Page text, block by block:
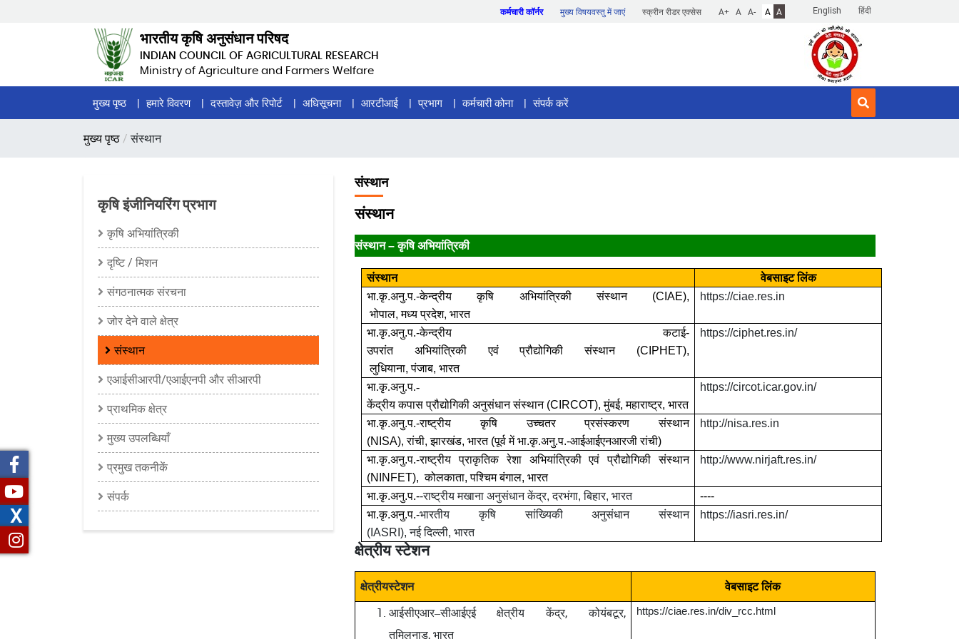
English हिंदी
कर्मचारी कॉर्नर मुख्य विषयवस्तु में जाएं स्क्रीन रीडर एक्सेस A+ A A- A A
भारतीय कृषि अनुसंधान परिषद
INDIAN COUNCIL OF AGRICULTURAL RESEARCH
Ministry of Agriculture and Farmers Welfare
Home
Page
Menu
मुख्य पृष्ठ हमारे विवरण दस्तावेज़ और रिपोर्ट अधिसूचना आरटीआई प्रभाग कर्मचारी कोना संपर्क करें
पग
मुख्य पृष्ठ संस्थान
कृषि इंजीनियरिंग प्रभाग
कृषि अभियांत्रिकी
दृष्टि / मिशन
संगठनात्मक संरचना
जोर देने वाले क्षेत्र
संस्थान
एआईसीआरपी/एआईएनपी और सीआरपी
प्राथमिक क्षेत्र
मुख्य उपलब्धियाँ
प्रमुख तकनीकें
संपर्क
संस्थान
संस्थान
संस्थान–कृषि अभियांत्रिकी
संस्थान वेबसाइट लिंक
भा.कृ.अनु.प.-केन्द्रीय कृषि अभियांत्रिकी संस्थान(CIAE),
भोपाल,मध्य प्रदेश,भारत
https://ciae.res.in
भा.कृ.अनु.प.-केन्द्रीय कटाई-
उपरांत
अभियांत्रिकी एवं प्रौद्योगिकी संस्थान
(CIPHET),
लुधियाना,पंजाब,भारत
https://ciphet.res.in/
भा.कृ.अनु.प.-
केंद्रीय कपास प्रौद्योगिकी अनुसंधान संस्थान (CIRCOT),मुंबई,महाराष्ट्र,भारत
https://circot.icar.gov.in/
भा.कृ.अनु.प.-राष्ट्रीय कृषि उच्चतर प्रसंस्करण
संस्थान
(NISA),रांची,झारखंड,भारत (पूर्व में भा.कृ.अनु.प.-आईआईएनआरजी रांची)
http://nisa.res.in
भा.कृ.अनु.प.-राष्ट्रीय प्राकृतिक रेशा अभियांत्रिकी एवं प्रौद्योगिकी
संस्थान
(NINFET),कोलकाता,पश्चिम बंगाल,भारत
http://www.nirjaft.res.in/
भा.कृ.अनु.प.--राष्ट्रीय मखाना अनुसंधान केंद्र,दरभंगा,बिहार,भारत
----
भा.कृ.अनु.प.-भारतीय कृषि सांख्यिकी अनुसंधान
संस्थान
( IASRI),नई दिल्ली,भारत
https://iasri.res.in/
क्षेत्रीय स्टेशन
क्षेत्रीयस्टेशन वेबसाइट लिंक
आईसीएआर–सीआईएई क्षेत्रीय केंद्र,कोयंबटूर,
तमिलनाडु, भारत
https://ciae.res.in/div_rcc.html
X